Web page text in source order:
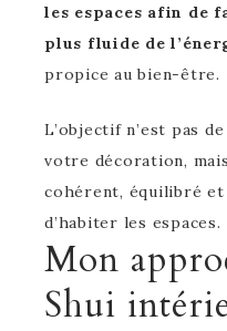
les espaces afin de
plus fluide de
propice au bien-être.
L’objectif n’est pas
votre décoration,
cohérent, équilibré et
d’habiter les espaces.
Mon
Shui